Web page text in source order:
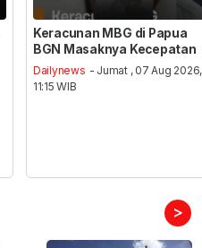
Keracunan MBG di Papua
BGN Masaknya Kecepatan
Dailynews - Jumat , 07 Aug 2026,
11:15 WIB
>